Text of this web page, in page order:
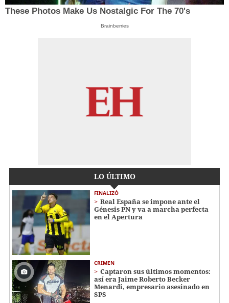
These Photos Make Us Nostalgic For The 70's
Brainberries
LO ÚLTIMO
FINALIZÓ
Real España se impone ante el
Génesis PN y va a marcha perfecta
en el Apertura
CRIMEN
Captaron sus últimos momentos:
así era Jaime Roberto Becker
Menardi​​​, empresario asesinado en
SPS